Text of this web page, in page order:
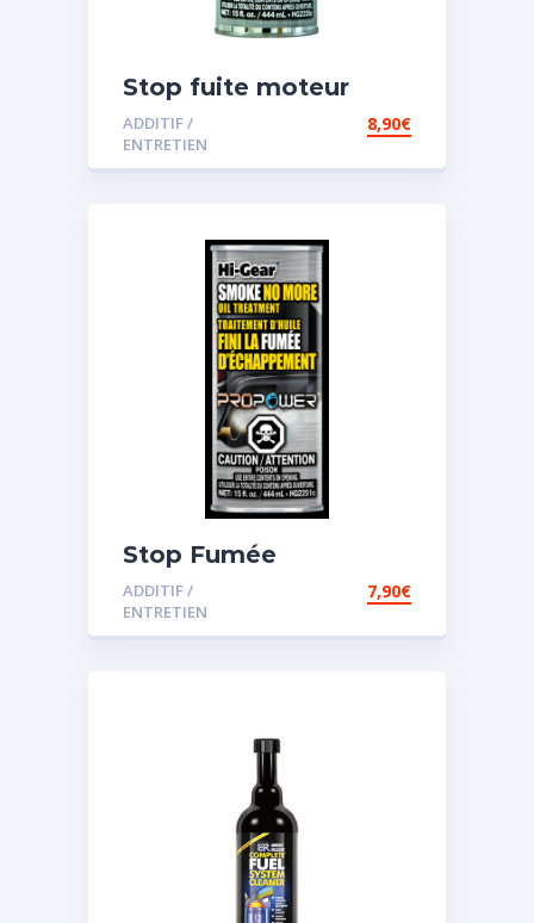
Stop fuite moteur
ADDITIF /
ENTRETIEN
8,90€
Stop Fumée
ADDITIF /
ENTRETIEN
7,90€